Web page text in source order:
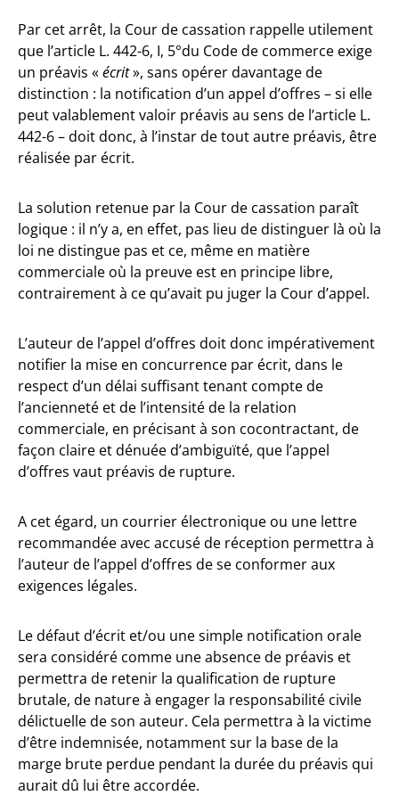
Par cet arrêt, la Cour de cassation rappelle utilement
que l’article L. 442-6, I, 5°du Code de commerce exige
un préavis «écrit», sans opérer davantage de
distinction : la notification d’un appel d’offres – si elle
peut valablement valoir préavis au sens de l’article L.
442-6 – doit donc, à l’instar de tout autre préavis, être
réalisée par écrit.
La solution retenue par la Cour de cassation paraît
logique : il n’y a, en effet, pas lieu de distinguer là où la
loi ne distingue pas et ce, même en matière
commerciale où la preuve est en principe libre,
contrairement à ce qu’avait pu juger la Cour d’appel.
L’auteur de l’appel d’offres doit donc impérativement
notifier la mise en concurrence par écrit, dans le
respect d’un délai suffisant tenant compte de
l’ancienneté et de l’intensité de la relation
commerciale, en précisant à son cocontractant, de
façon claire et dénuée d’ambiguïté, que l’appel
d’offres vaut préavis de rupture.
A cet égard, un courrier électronique ou une lettre
recommandée avec accusé de réception permettra à
l’auteur de l’appel d’offres de se conformer aux
exigences légales.
Le défaut d’écrit et/ou une simple notification orale
sera considéré comme une absence de préavis et
permettra de retenir la qualification de rupture
brutale, de nature à engager la responsabilité civile
délictuelle de son auteur. Cela permettra à la victime
d’être indemnisée, notamment sur la base de la
marge brute perdue pendant la durée du préavis qui
aurait dû lui être accordée.